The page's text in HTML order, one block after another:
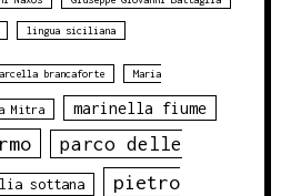
lingua siciliana
brancaforte Maria
Mitra marinella fiume
parco delle
sottana
pietro